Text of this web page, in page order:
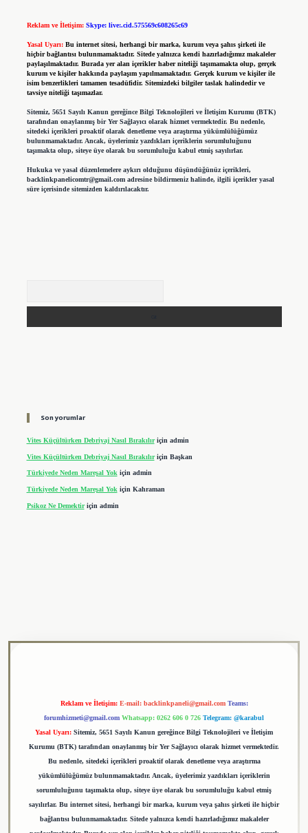
Reklam ve İletişim: Skype: live:.cid.575569c608265c69
Yasal Uyarı: Bu internet sitesi, herhangi bir marka, kurum veya şahıs şirketi ile
hiçbir bağlantısı bulunmamaktadır. Sitede yalnızca kendi hazırladığımız makaleler
paylaşılmaktadır. Burada yer alan içerikler haber niteliği taşımamakta olup, gerçek
kurum ve kişiler hakkında paylaşım yapılmamaktadır. Gerçek kurum ve kişiler ile
isim benzerlikleri tamamen tesadüfidir. Sitemizdeki bilgiler taslak halindedir ve
tavsiye niteliği taşımazlar.
Sitemiz, 5651 Sayılı Kanun gereğince Bilgi Teknolojileri ve İletişim Kurumu (BTK)
tarafından onaylanmış bir Yer Sağlayıcı olarak hizmet vermektedir. Bu nedenle,
sitedeki içerikleri proaktif olarak denetleme veya araştırma yükümlülüğümüz
bulunmamaktadır. Ancak, üyelerimiz yazdıkları içeriklerin sorumluluğunu
taşımakta olup, siteye üye olarak bu sorumluluğu kabul etmiş sayılırlar.
Hukuka ve yasal düzenlemelere aykırı olduğunu düşündüğünüz içerikleri,
backlinkpanelicomtr@gmail.comadresine bildirmeniz halinde, ilgili içerikler yasal
süre içerisinde sitemizden kaldırılacaktır.
Son yorumlar
Vites Küçültürken Debriyaj Nasıl Bırakılıriçin admin
Vites Küçültürken Debriyaj Nasıl Bırakılıriçin Başkan
Türkiyede Neden Mareşal Yokiçin admin
Türkiyede Neden Mareşal Yok için Kahraman
Psikoz Ne Demektiriçin admin
Reklam ve İletişim: E-mail: backlinkpaneli@gmail.com Teams:
forumhizmeti@gmail.com Whatsapp: 0262 606 0 726 Telegram: @karabul
Yasal Uyarı: Sitemiz, 5651 Sayılı Kanun gereğince Bilgi Teknolojileri ve İletişim
Kurumu (BTK) tarafından onaylanmış bir Yer Sağlayıcı olarak hizmet vermektedir.
Bu nedenle, sitedeki içerikleri proaktif olarak denetleme veya araştırma
yükümlülüğümüz bulunmamaktadır. Ancak, üyelerimiz yazdıkları içeriklerin
sorumluluğunu taşımakta olup, siteye üye olarak bu sorumluluğu kabul etmiş
sayılırlar. Bu internet sitesi, herhangi bir marka, kurum veya şahıs şirketi ile hiçbir
bağlantısı bulunmamaktadır. Sitede yalnızca kendi hazırladığımız makaleler